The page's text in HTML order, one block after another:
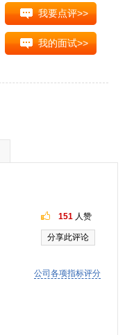
我要点评>>
我的面试>>
151 人赞
分享此评论
公司各项指标评分